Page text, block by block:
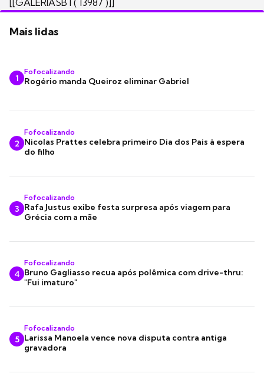
Mais lidas
1
Fofocalizando
Rogério manda Queiroz eliminar Gabriel
2
Fofocalizando
Nicolas Prattes celebra primeiro Dia dos Pais à espera
do filho
3
Fofocalizando
Rafa Justus exibe festa surpresa após viagem para
Grécia com a mãe
4
Fofocalizando
Bruno Gagliasso recua após polêmica com drive-thru:
"Fui imaturo"
5
Fofocalizando
Larissa Manoela vence nova disputa contra antiga
gravadora